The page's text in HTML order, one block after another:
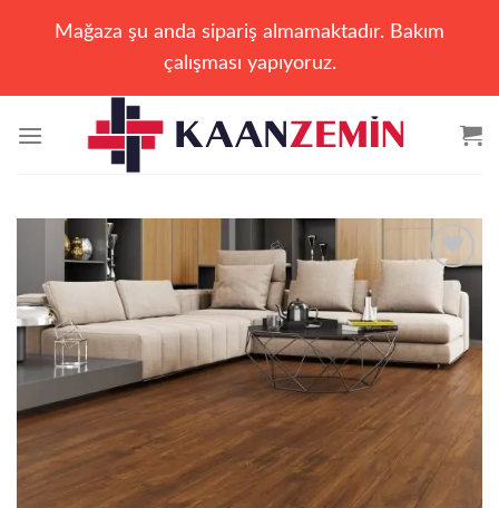
Mağaza şu anda sipariş almamaktadır. Bakım
çalışması yapıyoruz.
atla
Add to
wishlist